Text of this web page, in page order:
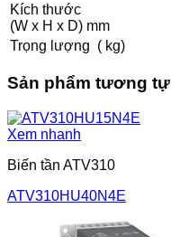
Kích thước
(W x H x D) mm
Trọng lượng ( kg)
Sản phẩm tương tự
Xem nhanh
Biến tần ATV310
ATV310HU40N4E